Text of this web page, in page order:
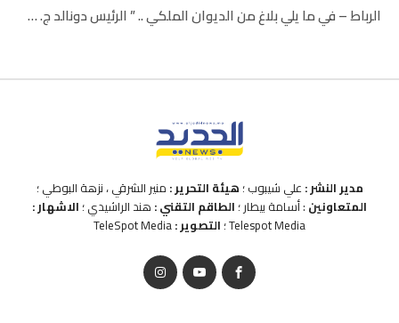
الرباط – في ما يلي بلاغ من الديوان الملكي .. ” الرئيس دونالد ج. …
مدير النشر : علي شيبوب ؛ هيئة التحرير : منير الشرقي ، نزهة البوطي ؛
المتعاونين : أسامة بيطار ؛ الطاقم التقني : هند الراشيدي ؛ الاشهار :
Telespot Media ؛ التصوير :TeleSpot Media